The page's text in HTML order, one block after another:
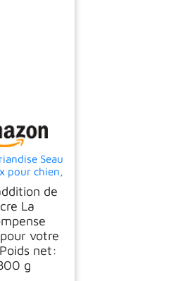
Seau
pour chien,
1,8 Kg
de
La
votre
net:
g